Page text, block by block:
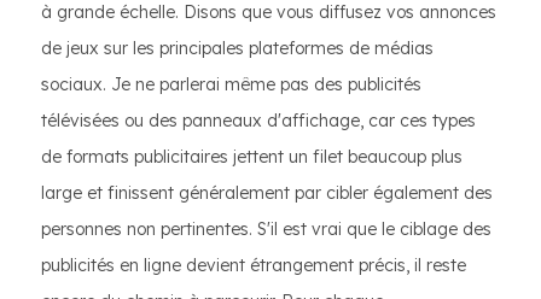
à grande échelle. Disons que vous diffusez vos annonces
de jeux sur les principales plateformes de médias
sociaux. Je ne parlerai même pas des publicités
télévisées ou des panneaux d'affichage, car ces types
de formats publicitaires jettent un filet beaucoup plus
large et finissent généralement par cibler également des
personnes non pertinentes. S'il est vrai que le ciblage des
publicités en ligne devient étrangement précis, il reste